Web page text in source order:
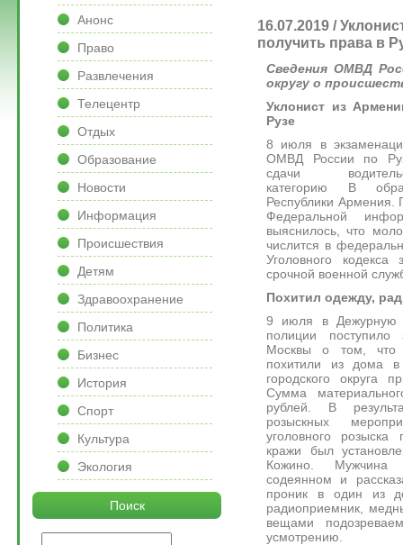
16.07.2019 /
получить права в
Сведения ОМВД
округу о
Уклонист из
Рузе
8 июля в
ОМВД России по
сдачи
категорию B
Республики Армения.
Федеральной
выяснилось, что
числится в
Уголовного
срочной военной
Похитил одежду,
9 июля в Дежурную
полиции
Москвы о том, что
похитили из дома в
городского округа
Сумма
рублей. В
розыскных
уголовного
кражи был
Кожино. Мужчина
содеянном и
проник в один из
радиоприемник,
вещами
усмотрению.
Анонс
Право
Развлечения
Телецентр
Отдых
Образование
Новости
Информация
Происшествия
Детям
Здравоохранение
Политика
Бизнес
История
Спорт
Культура
Экология
Поиск